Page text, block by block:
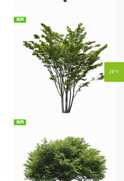
無料
無料ダウンロード
無料
JPY